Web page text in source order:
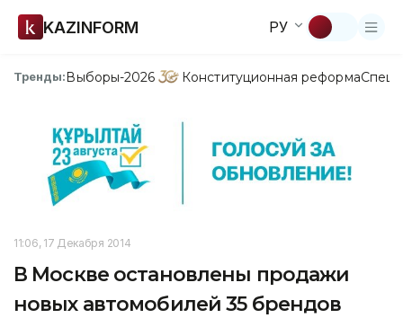
KAZINFORM РУ
Тренды:Выборы-2026 Конституционная реформа
11:06, 17 Декабря 2014
В Москве остановлены продажи
новых автомобилей 35 брендов